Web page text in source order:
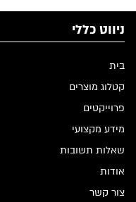
ניווט כללי
בית
קטלוג מוצרים
פרוייקטים
מידע מקצועי
שאלות תשובות
אודות
צור קשר